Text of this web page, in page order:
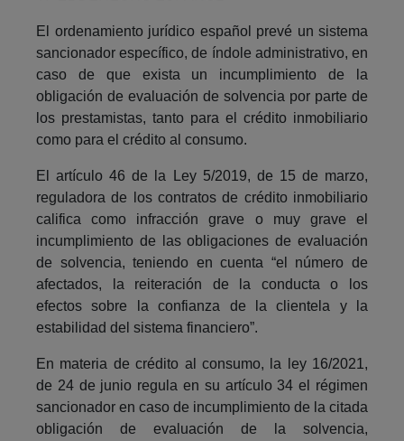
El ordenamiento jurídico español prevé un sistema
sancionador específico, de índole administrativo, en
caso de que exista un incumplimiento de la
obligación de evaluación de solvencia por parte de
los prestamistas, tanto para el crédito inmobiliario
como para el crédito al consumo.
El artículo 46 de la Ley 5/2019, de 15 de marzo,
reguladora de los contratos de crédito inmobiliario
califica como infracción grave o muy grave el
incumplimiento de las obligaciones de evaluación
de solvencia, teniendo en cuenta “el número de
afectados, la reiteración de la conducta o los
efectos sobre la confianza de la clientela y la
estabilidad del sistema financiero”.
En materia de crédito al consumo, la ley 16/2021,
de 24 de junio regula en su artículo 34 el régimen
sancionador en caso de incumplimiento de la citada
obligación de evaluación de la solvencia,